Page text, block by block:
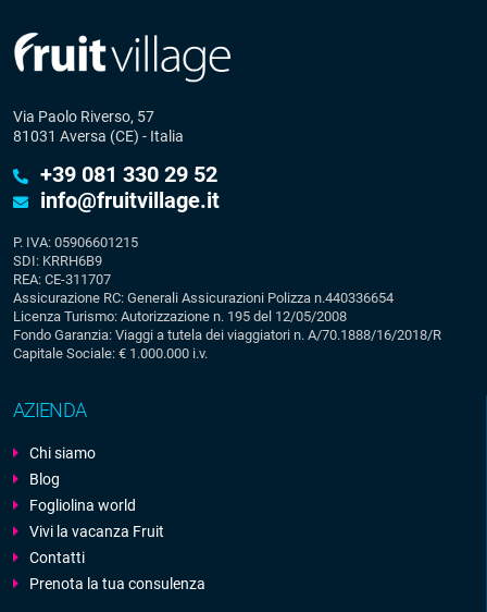
Via Paolo Riverso, 57
81031 Aversa (CE) - Italia
+39 081 330 29 52
info@fruitvillage.it
P. IVA: 05906601215
SDI: KRRH6B9
REA: CE-311707
Assicurazione RC: Generali Assicurazioni Polizza n.440336654
Licenza Turismo: Autorizzazione n. 195 del 12/05/2008
Fondo Garanzia: Viaggi a tutela dei viaggiatori n. A/70.1888/16/2018/R
Capitale Sociale: € 1.000.000 i.v.
AZIENDA
Chi siamo
Blog
Fogliolina world
Vivi la vacanza Fruit
Contatti
Prenota la tua consulenza